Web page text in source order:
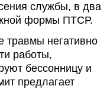
службы, в два
формы ПТСР.
травмы негативно
работы,
бессонницу и
предлагает